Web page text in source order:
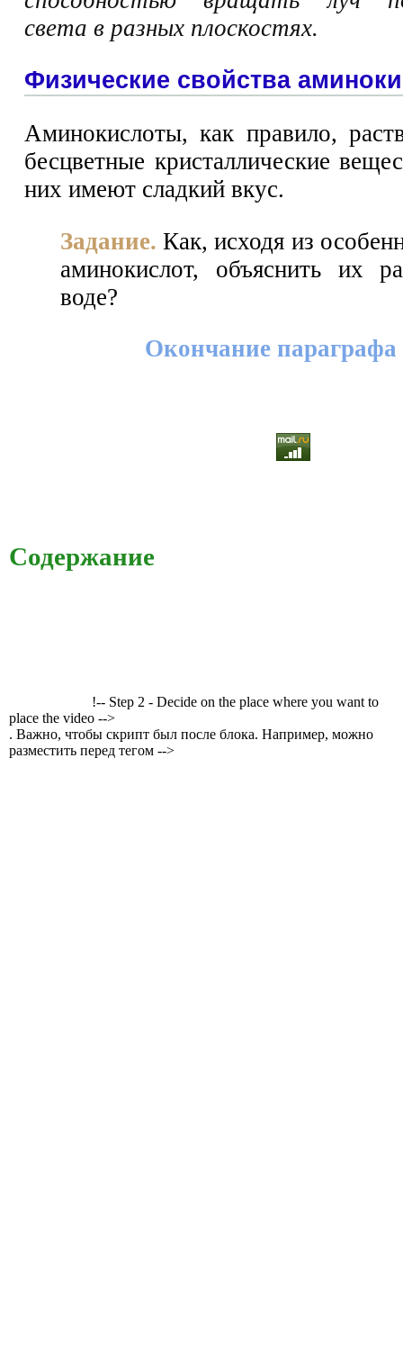
света в разных плоскостях.
Физические свойства
Аминокислоты, как правило,
бесцветные кристаллические
них имеют сладкий вкус.
Задание. Как, исходя из
аминокислот, объяснить их
воде?
Окончание параграфа
Содержание
!-- Step 2 - Decide on the place where you want to
place the video -->
. Важно, чтобы скрипт был после блока. Например, можно
разместить перед тегом -->